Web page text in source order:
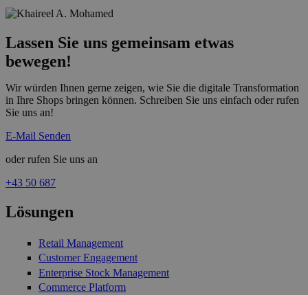
Lassen Sie uns gemeinsam etwas
bewegen!
Wir würden Ihnen gerne zeigen, wie Sie die digitale Transformation
in Ihre Shops bringen können. Schreiben Sie uns einfach oder rufen
Sie uns an!
E-Mail Senden
oder rufen Sie uns an
+43 50 687
Lösungen
Retail Management
Customer Engagement
Enterprise Stock Management
Commerce Platform